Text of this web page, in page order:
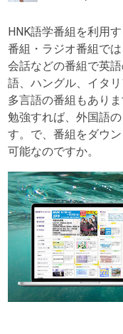
HNK語学番組を利用
番組・ラジオ番組で
会話などの番組で英
語、ハングル、イタ
多言語の番組もあり
勉強すれば、外国語
す。で、番組をダウ
可能なのですか。